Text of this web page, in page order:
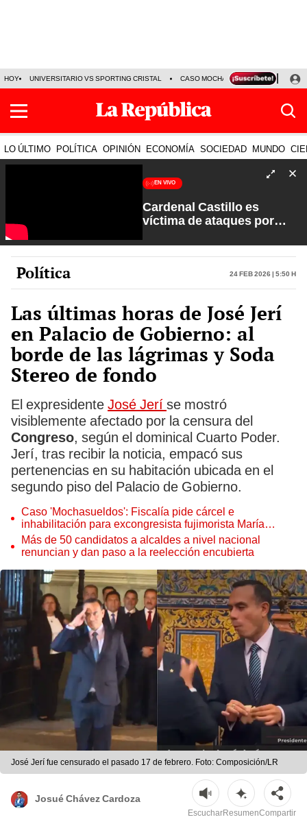
HOY UNIVERSITARIO VS SPORTING CRISTAL CASO MOCHASUELDOS
LO ÚLTIMO POLÍTICA OPINIÓN ECONOMÍA SOCIEDAD MUNDO
EN VIVO
Cardenal Castillo es
víctima de ataques por
Verdad a Fondo con Pedro
Salinas
Política 24 Feb 2026 | 5:50 h
Las últimas horas de José Jerí
en Palacio de Gobierno: al
borde de las lágrimas y Soda
Stereo de fondo
El expresidente José Jerí se mostró
visiblemente afectado por la censura del
Congreso, según el dominical Cuarto Poder.
Jerí, tras recibir la noticia, empacó sus
pertenencias en su habitación ubicada en el
segundo piso del Palacio de Gobierno.
Caso 'Mochasueldos': Fiscalía pide cárcel e
inhabilitación para excongresista fujimorista María
Cordero Jon Tay
Más de 50 candidatos a alcaldes a nivel nacional
renuncian y dan paso a la reelección encubierta
José Jerí fue censurado el pasado 17 de febrero. Foto: Composición/LR
Josué Chávez Cardoza
EscucharResumenCompartir